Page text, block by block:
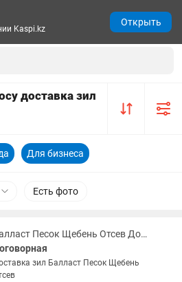
доставка зил
Для бизнеса
Есть фото
Балласт Песок Щебень Отсев Доставка зил
зил Балласт Песок Щебень
Kaspi.kz
Открыть